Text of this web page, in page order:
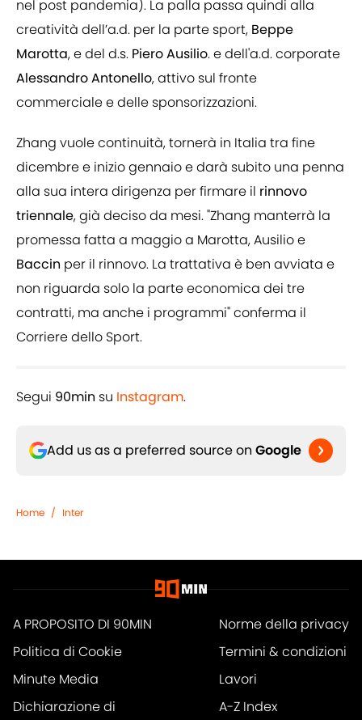
nel post pandemia). La palla passa quindi alla
creatività dell’a.d. per la parte sport, Beppe
Marotta, e del d.s. Piero Ausilio. e dell'a.d. corporate
Alessandro Antonello, attivo sul fronte
commerciale e delle sponsorizzazioni.
Zhang vuole continuità, tornerà in Italia tra fine
dicembre e inizio gennaio e darà subito una penna
alla sua intera dirigenza per firmare il rinnovo
triennale, già deciso da mesi. "Zhang manterrà la
promessa fatta a maggio a Marotta, Ausilio e
Baccin per il rinnovo. La trattativa è ben avviata e
non riguarda solo la parte economica dei tre
contratti, ma anche i programmi" conferma il
Corriere dello Sport.
Segui 90min su Instagram.
Add us as a preferred source on Google
Home / Inter
A PROPOSITO DI 90MIN
Norme della privacy
Politica di Cookie
Termini & condizioni
Minute Media
Lavori
Dichiarazione di
A-Z Index